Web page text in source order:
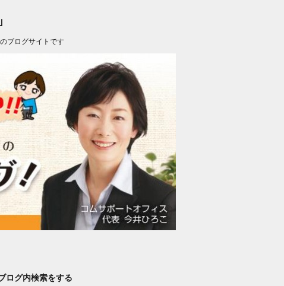
ブログサイトです
ログ内検索をする